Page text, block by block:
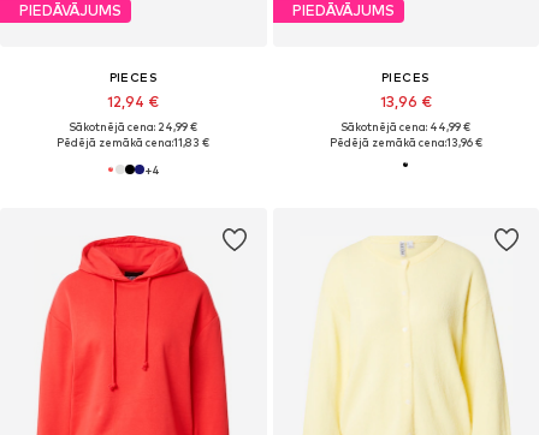
PIEDĀVĀJUMS
PIECES
12,94 €
Sākotnējā cena: 24,99 €
Pēdējā zemākā cena:11,83 €
+4
PIEDĀVĀJUMS
PIECES
13,96 €
Sākotnējā cena: 44,99 €
Pēdējā zemākā cena:13,96 €